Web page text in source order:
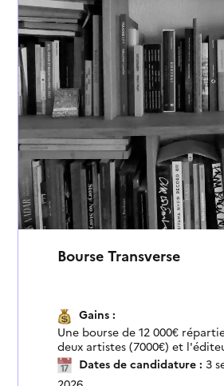
Bourse Transverse
Gains :
Une bourse de 12 000€
deux artistes (7000€) et
Dates de candidature : 3